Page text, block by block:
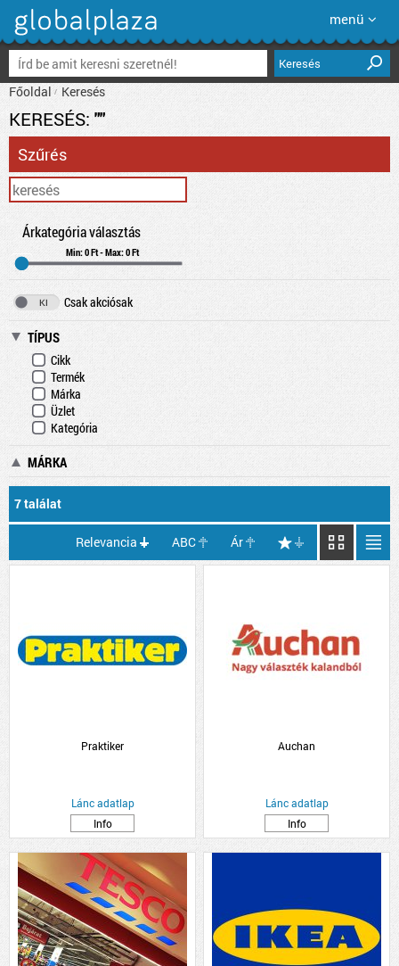
menü
Keresés
Főoldal Keresés
KERESÉS: ""
Szűrés
Árkategória választás
Min: 0 Ft - Max: 0 Ft
Csak akciósak
TÍPUS
Cikk
Termék
Márka
Üzlet
Kategória
MÁRKA
7 találat
Relevancia ABC Ár
Praktiker
Lánc adatlap
Info
Auchan
Lánc adatlap
Info